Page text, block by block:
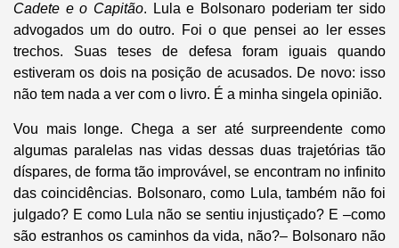
Cadete e o Capitão. Lula e Bolsonaro poderiam ter sido
advogados um do outro. Foi o que pensei ao ler esses
trechos. Suas teses de defesa foram iguais quando
estiveram os dois na posição de acusados. De novo: isso
não tem nada a ver com o livro. É a minha singela opinião.
Vou mais longe. Chega a ser até surpreendente como
algumas paralelas nas vidas dessas duas trajetórias tão
díspares, de forma tão improvável, se encontram no infinito
das coincidências. Bolsonaro, como Lula, também não foi
julgado? E como Lula não se sentiu injustiçado? E –como
são estranhos os caminhos da vida, não?– Bolsonaro não